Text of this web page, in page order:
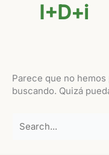
I+D+i
Parece que no
buscando. Quizá
por: